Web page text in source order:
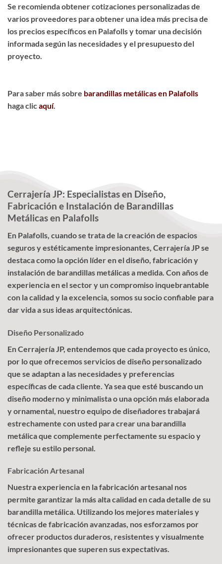
Se recomienda obtener cotizaciones personalizadas de
varios proveedores para obtener una idea más precisa de
los precios específicos en Palafolls y tomar una decisión
informada según las necesidades y el presupuesto del
proyecto.
Para saber más sobre barandillas metálicas en Palafolls
haga clicaquí.
Cerrajería JP: Especialistas en Diseño,
Fabricación e Instalación de Barandillas
Metálicas en Palafolls
En Palafolls, cuando se trata de la creación de espacios
seguros y estéticamente impresionantes, Cerrajería JP se
destaca como la opción líder en el diseño, fabricación y
instalación de barandillas metálicas a medida. Con años de
experiencia en el sector y un compromiso inquebrantable
con la calidad y la excelencia, somos su socio confiable para
dar vida a sus ideas arquitectónicas.
Diseño Personalizado
En Cerrajería JP, entendemos que cada proyecto es único,
por lo que ofrecemos servicios de diseño personalizado
que se adaptan a las necesidades y preferencias
específicas de cada cliente. Ya sea que esté buscando un
diseño moderno y minimalista o una opción más elaborada
y ornamental, nuestro equipo de diseñadores trabajará
estrechamente con usted para crear una barandilla
metálica que complemente perfectamente su espacio y
refleje su estilo personal.
Fabricación Artesanal
Nuestra experiencia en la fabricación artesanal nos
permite garantizar la más alta calidad en cada detalle de su
barandilla metálica. Utilizando los mejores materiales y
técnicas de fabricación avanzadas, nos esforzamos por
ofrecer productos duraderos, resistentes y visualmente
impresionantes que superen sus expectativas.